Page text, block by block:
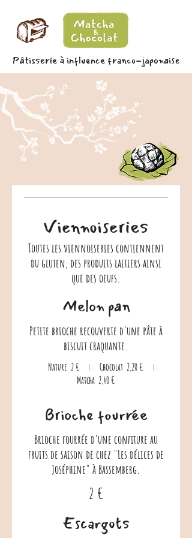
Pâtisserie à influence franco-japonaise
Viennoiseries
Toutes les viennoiseries contiennent
du gluten, des produits laitiers ainsi
que des oeufs.
Melon pan
Petite brioche recouverte d'une pâte à
biscuit craquante.
Nature 2 € Chocolat 2,20 €
Matcha 2,40 €
Brioche fourrée
Brioche fourrée d'une confiture au
fruits de saison de chez "Les délices de
Joséphine" à Bassemberg.
2 €
Escargots